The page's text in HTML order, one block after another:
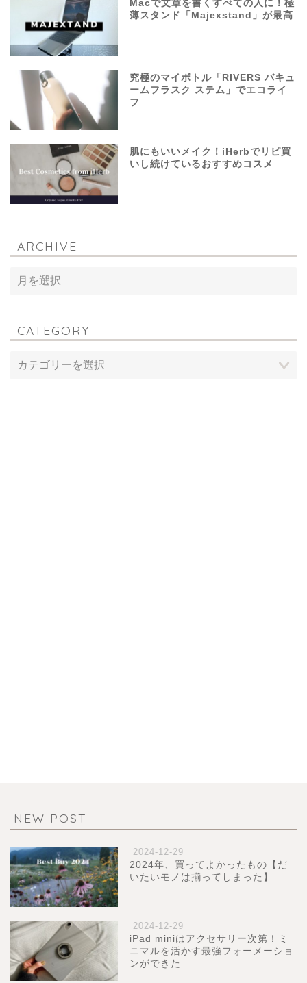
Macで文章を書くすべての人に！極
薄スタンド「Majexstand」が最高
究極のマイボトル「RIVERS バキュ
ームフラスク ステム」でエコライ
フ
肌にもいいメイク！iHerbでリピ買
いし続けているおすすめコスメ
ARCHIVE
CATEGORY
NEW POST
2024-12-29
2024年、買ってよかったもの【だ
いたいモノは揃ってしまった】
2024-12-29
iPad miniはアクセサリー次第！ミ
ニマルを活かす最強フォーメーショ
ンができた